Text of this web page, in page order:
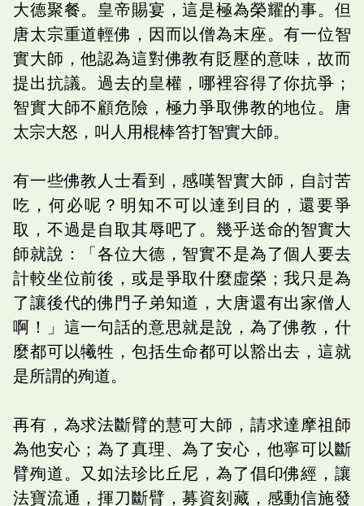
大德聚餐。皇帝賜宴，這是極為榮耀的事。但
唐太宗重道輕佛，因而以僧為末座。有一位智
實大師，他認為這對佛教有貶壓的意味，故而
提出抗議。過去的皇權，哪裡容得了你抗爭；
智實大師不顧危險，極力爭取佛教的地位。唐
太宗大怒，叫人用棍棒笞打智實大師。
有一些佛教人士看到，感嘆智實大師，自討苦
吃，何必呢？明知不可以達到目的，還要爭
取，不過是自取其辱吧了。幾乎送命的智實大
師就說：「各位大德，智實不是為了個人要去
計較坐位前後，或是爭取什麼虛榮；我只是為
了讓後代的佛門子弟知道，大唐還有出家僧人
啊！」這一句話的意思就是說，為了佛教，什
麼都可以犧牲，包括生命都可以豁出去，這就
是所謂的殉道。
再有，為求法斷臂的慧可大師，請求達摩祖師
為他安心；為了真理、為了安心，他寧可以斷
臂殉道。又如法珍比丘尼，為了倡印佛經，讓
法寶流通，揮刀斷臂，募資刻藏，感動信施發